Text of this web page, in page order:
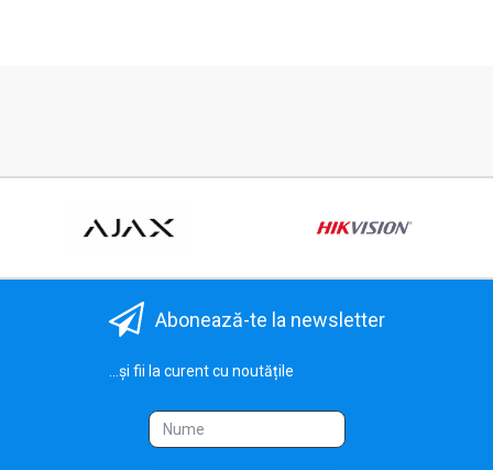
Abonează-te la newsletter
...și fii la curent cu noutățile